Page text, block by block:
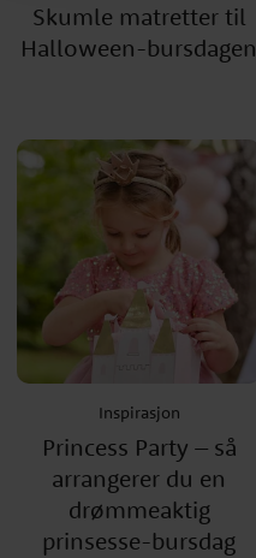
Skumle matretter til
Halloween-bursdagen
Inspirasjon
Princess Party – så
arrangerer du en
drømmeaktig
prinsesse-bursdag